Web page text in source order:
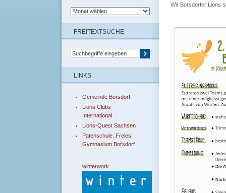
FREITEXTSUCHE
LINKS
Gemeinde Borsdorf
Lions Clubs
International
Lions-Quest Sachsen
Patenschule: Freies
Gymnasium Borsdorf
winterwork
Wir Borsdorfer Lions